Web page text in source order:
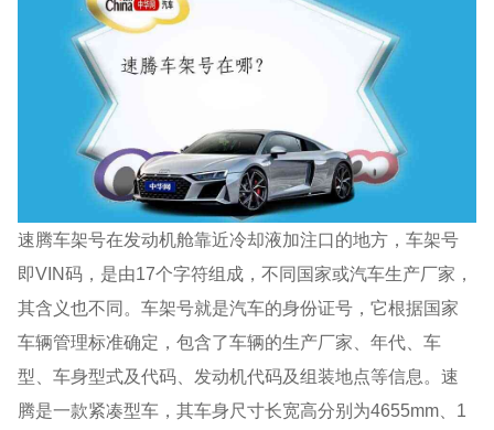
速腾车架号在发动机舱靠近冷却液加注口的地方，车架号
即VIN码，是由17个字符组成，不同国家或汽车生产厂家，
其含义也不同。车架号就是汽车的身份证号，它根据国家
车辆管理标准确定，包含了车辆的生产厂家、年代、车
型、车身型式及代码、发动机代码及组装地点等信息。速
腾是一款紧凑型车，其车身尺寸长宽高分别为4655mm、1